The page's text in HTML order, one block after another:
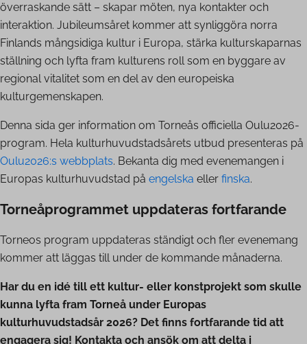
överraskande sätt – skapar möten, nya kontakter och
interaktion. Jubileumsåret kommer att synliggöra norra
Finlands mångsidiga kultur i Europa, stärka kulturskaparnas
ställning och lyfta fram kulturens roll som en byggare av
regional vitalitet som en del av den europeiska
kulturgemenskapen.
Denna sida ger information om Torneås officiella Oulu2026-
program. Hela kulturhuvudstadsårets utbud presenteras på
Oulu2026:s webbplats. Bekanta dig med evenemangen i
Europas kulturhuvudstad på engelska eller finska.
Torneåprogrammet uppdateras fortfarande
Torneos program uppdateras ständigt och fler evenemang
kommer att läggas till under de kommande månaderna.
Har du en idé till ett kultur- eller konstprojekt som skulle
kunna lyfta fram Torneå under Europas
kulturhuvudstadsår 2026? Det finns fortfarande tid att
engagera sig! Kontakta och ansök om att delta i